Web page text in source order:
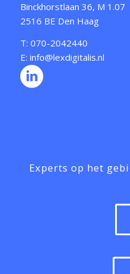
Binckhorstlaan 36, M 1.07
2516 BE Den Haag
T: 070-2042440
E: info@lexdigitalis.nl
Experts op het